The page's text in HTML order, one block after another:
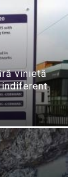
vinietă
indiferent